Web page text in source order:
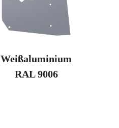
Weißaluminium
RAL 9006